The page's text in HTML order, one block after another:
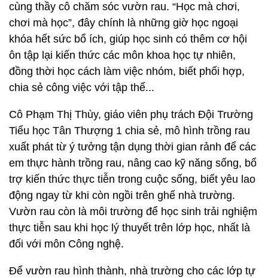
cùng thầy cô chăm sóc vườn rau. “Học mà chơi,
chơi mà học”, đây chính là những giờ học ngoại
khóa hết sức bổ ích, giúp học sinh có thêm cơ hội
ôn tập lại kiến thức các môn khoa học tự nhiên,
đồng thời học cách làm việc nhóm, biết phối hợp,
chia sẻ công việc với tập thể...
Cô Phạm Thị Thùy, giáo viên phụ trách Đội Trường
Tiểu học Tân Thượng 1 chia sẻ, mô hình trồng rau
xuất phát từ ý tưởng tận dụng thời gian rảnh để các
em thực hành trồng rau, nâng cao kỹ năng sống, bổ
trợ kiến thức thực tiễn trong cuộc sống, biết yêu lao
động ngay từ khi còn ngồi trên ghế nhà trường.
Vườn rau còn là môi trường để học sinh trải nghiệm
thực tiễn sau khi học lý thuyết trên lớp học, nhất là
đối với môn Công nghệ.
Để vườn rau hình thành, nhà trường cho các lớp tự